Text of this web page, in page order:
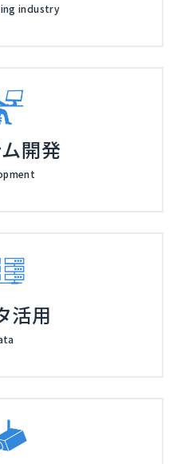
industry
開発
活用